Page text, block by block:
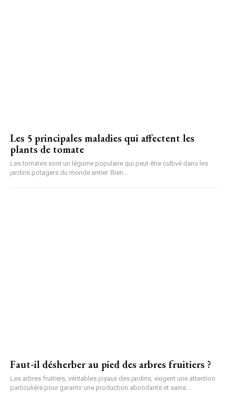
Les 5 principales maladies qui affectent les
plants de tomate
Les tomates sont un légume populaire qui peut être cultivé dans les
jardins potagers du monde entier. Bien...
Faut-il désherber au pied des arbres fruitiers ?
Les arbres fruitiers, véritables joyaux des jardins, exigent une attention
particulière pour garantir une production abondante et saine....